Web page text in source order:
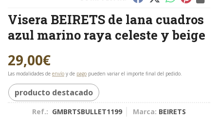
Visera BEIRETS de lana cuadros
azul marino raya celeste y beige
29,00€
Las modalidades de envío y de pago pueden variar el importe final del pedido.
producto destacado
Ref.: GMBRTSBULLET1199 Marca: BEIRETS